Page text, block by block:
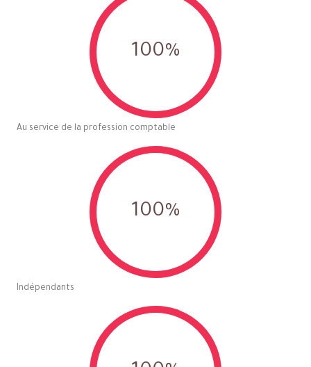
100%
Au service de la profession comptable
100%
Indépendants